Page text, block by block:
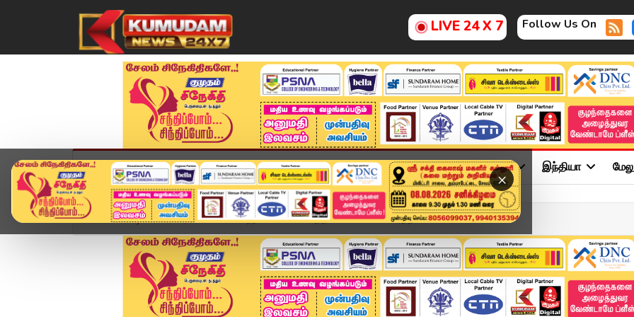
LIVE 24 X 7 Follow Us On
×
முகப்பு விளையாட்டு அண்மை தமிழ்நாடு சினிமா அரசியல் விளையாட்டு இந்தியா
Home வீடியோ ஸ்டோரி RCB வெற்றி கொண்டாட்டத்தில் மக்கள் பலி உயர்நீதிம...